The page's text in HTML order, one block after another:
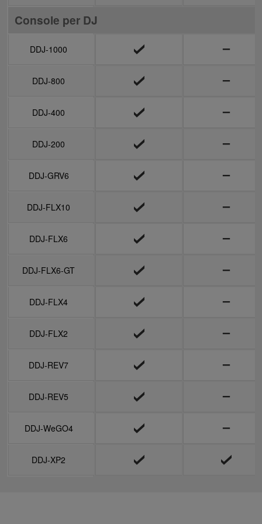
Console per DJ
DDJ-1000
DDJ-800
DDJ-400
DDJ-200
DDJ-GRV6
DDJ-FLX10
DDJ-FLX6
DDJ-FLX6-GT
DDJ-FLX4
DDJ-FLX2
DDJ-REV7
DDJ-REV5
DDJ-WeGO4
DDJ-XP2
Console per DJ
DDJ-1000
DDJ-800
DDJ-400
DDJ-200
DDJ-GRV6
DDJ-FLX10
DDJ-FLX6
DDJ-FLX6-GT
DDJ-FLX4
DDJ-FLX2
DDJ-REV7
DDJ-REV5
DDJ-WeGO4
DDJ-XP2